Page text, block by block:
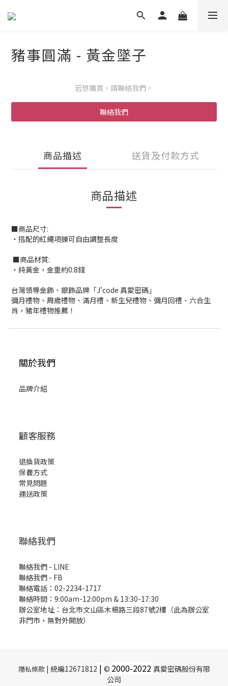
豬事圓滿 - 黃金墜子
若想購買，請聯絡我們。
聯絡我們
商品描述 送貨及付款方式
商品描述
■商品尺寸:
‧搭配的紅繩項鍊可自由調整長度
■商品材質:
‧純黃金，金重約0.8錢
台灣領導金飾、銀飾品牌「J'code 真愛密碼」
彌月禮物、周歲禮物、滿月禮、新生兒禮物、彌月回禮、六合生
肖，豬年禮物推薦！
關於我們
品牌介紹
顧客服務
退換貨政策
保養方式
常見問題
運送政策
聯絡我們
聯絡我們 - LINE
聯絡我們 - FB
聯絡電話：02-2234-1717
聯絡時間：9:00am-12:00pm & 13:30-17:30
辦公室地址：台北市文山區木柵路三段87號2樓（此為辦公室
非門市，無對外開放）
隱私條款| 統編12671812 | © 2000-2022 真愛密碼股份有限
公司